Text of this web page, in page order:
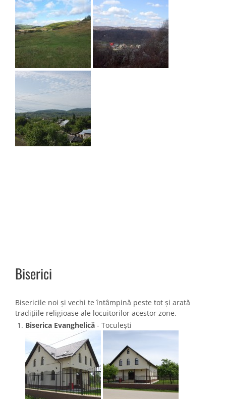
Biserici
Bisericile noi și vechi te întâmpină peste tot și arată
tradițiile religioase ale locuitorilor acestor zone.
Biserica Evanghelică - Toculești